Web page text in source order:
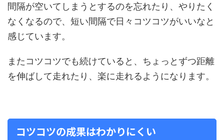
間隔が空いてしまうとするのを忘れたり、やりたく
なくなるので、短い間隔で日々コツコツがいいなと
感じています。
またコツコツでも続けていると、ちょっとずつ距離
を伸ばして走れたり、楽に走れるようになります。
コツコツの成果はわかりにくい